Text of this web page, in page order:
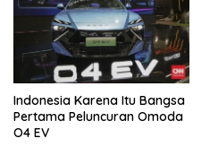
Indonesia Karena Itu Bangsa
Pertama Peluncuran Omoda
O4 EV